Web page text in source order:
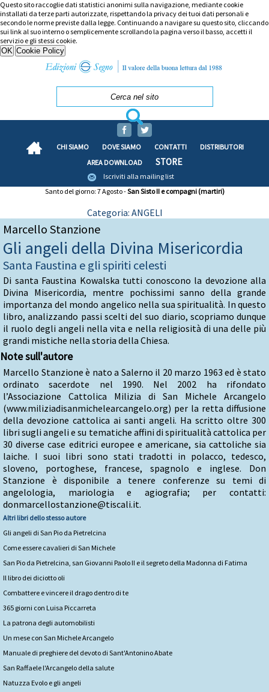
Questo sito raccoglie dati statistici anonimi sulla navigazione, mediante cookie
installati da terze parti autorizzate, rispettando la privacy dei tuoi dati personali e
secondo le norme previste dalla legge. Continuando a navigare su questo sito, cliccando
sui link al suo interno o semplicemente scrollando la pagina verso il basso, accetti il
servizio e gli stessi cookie.
CHI SIAMO DOVE SIAMO CONTATTI
DISTRIBUTORI
AREA DOWNLOAD
STORE
Iscriviti alla mailing list
Santo del giorno: 7 Agosto -San Sisto II e compagni (martiri)
Categoria: ANGELI
Marcello Stanzione
Gli angeli della Divina Misericordia
Santa Faustina e gli spiriti celesti
Di santa Faustina Kowalska tutti conoscono la devozione alla
Divina Misericordia, mentre pochissimi sanno della grande
importanza del mondo angelico nella sua spiritualità. In questo
libro, analizzando passi scelti del suo diario, scopriamo dunque
il ruolo degli angeli nella vita e nella religiosità di una delle più
grandi mistiche nella storia della Chiesa.
Note sull'autore
Marcello Stanzione è nato a Salerno il 20 marzo 1963 ed è stato
ordinato sacerdote nel 1990. Nel 2002 ha rifondato
l’Associazione Cattolica Milizia di San Michele Arcangelo
(www.miliziadisanmichelearcangelo.org) per la retta diffusione
della devozione cattolica ai santi angeli. Ha scritto oltre 300
libri sugli angeli e su tematiche affini di spiritualità cattolica per
30 diverse case editrici europee e americane, sia cattoliche sia
laiche. I suoi libri sono stati tradotti in polacco, tedesco,
sloveno, portoghese, francese, spagnolo e inglese. Don
Stanzione è disponibile a tenere conferenze su temi di
angelologia, mariologia e agiografia; per contatti:
donmarcellostanzione@tiscali.it.
Altri libri dello stesso autore
Gli angeli di San Pio da Pietrelcina
Come essere cavalieri di San Michele
San Pio da Pietrelcina, san Giovanni Paolo II e il segreto della Madonna di Fatima
Il libro dei diciotto oli
Combattere e vincere il drago dentro di te
365 giorni con Luisa Piccarreta
La patrona degli automobilisti
Un mese con San Michele Arcangelo
Manuale di preghiere del devoto di Sant'Antonino Abate
San Raffaele l'Arcangelo della salute
Natuzza Evolo e gli angeli